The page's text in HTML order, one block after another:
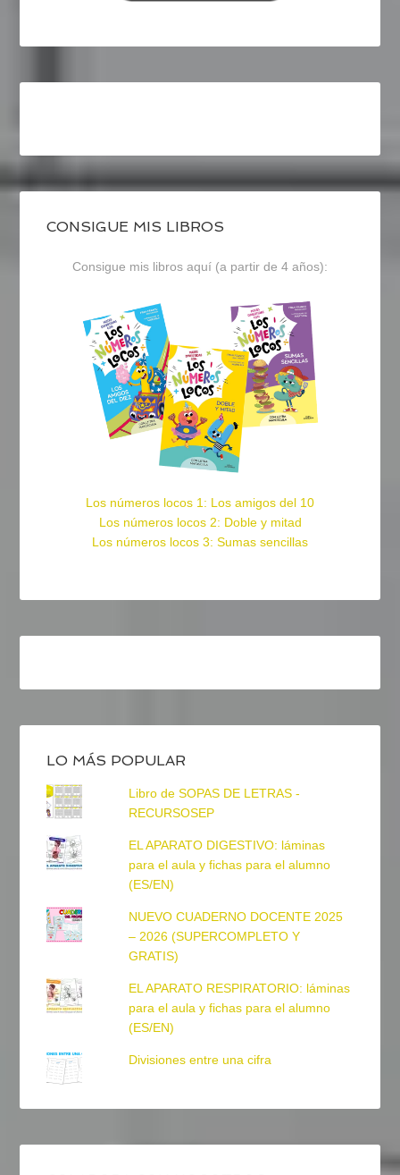
CONSIGUE MIS LIBROS
Consigue mis libros aquí (a partir de 4 años):
Los números locos 1: Los amigos del 10
Los números locos 2: Doble y mitad
Los números locos 3: Sumas sencillas
LO MÁS POPULAR
Libro de SOPAS DE LETRAS -
RECURSOSEP
EL APARATO DIGESTIVO: láminas
para el aula y fichas para el alumno
(ES/EN)
NUEVO CUADERNO DOCENTE 2025
– 2026 (SUPERCOMPLETO Y
GRATIS)
EL APARATO RESPIRATORIO: láminas
para el aula y fichas para el alumno
(ES/EN)
Divisiones entre una cifra